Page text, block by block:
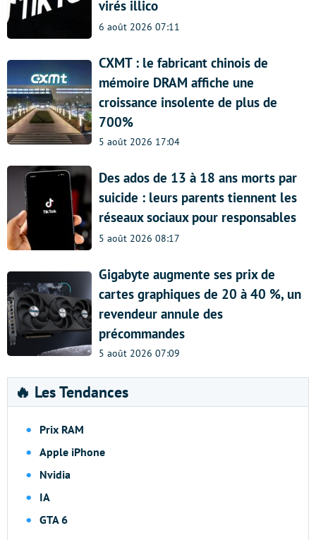
virés illico
6 août 2026 07:11
CXMT : le fabricant chinois de
mémoire DRAM affiche une
croissance insolente de plus de
700%
5 août 2026 17:04
Des ados de 13 à 18 ans morts par
suicide : leurs parents tiennent les
réseaux sociaux pour responsables
5 août 2026 08:17
Gigabyte augmente ses prix de
cartes graphiques de 20 à 40 %, un
revendeur annule des
précommandes
5 août 2026 07:09
🔥 Les Tendances
Prix RAM
Apple iPhone
Nvidia
IA
GTA 6